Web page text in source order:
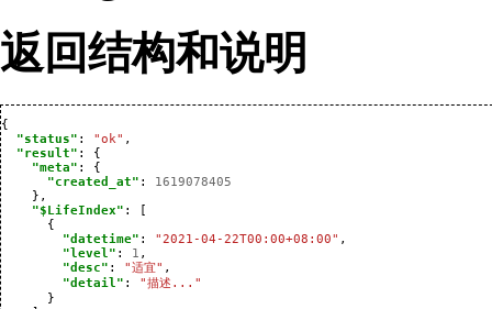
返回结构和说明
{
"status" : "ok" ,
"result" :
{
"meta" :
{
"created_at" :
1619078405
},
"$LifeIndex" :
[
{
"datetime" : "2021-04-22T00:00+08:00" ,
"level" : 1 ,
"desc" : "适宜" ,
"detail" :
"描述..."
}